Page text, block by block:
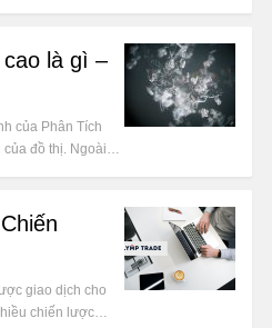
cao là gì –
của Phân Tích
của đồ thị. Ngoài…
giao dịch cho
chiến lược…